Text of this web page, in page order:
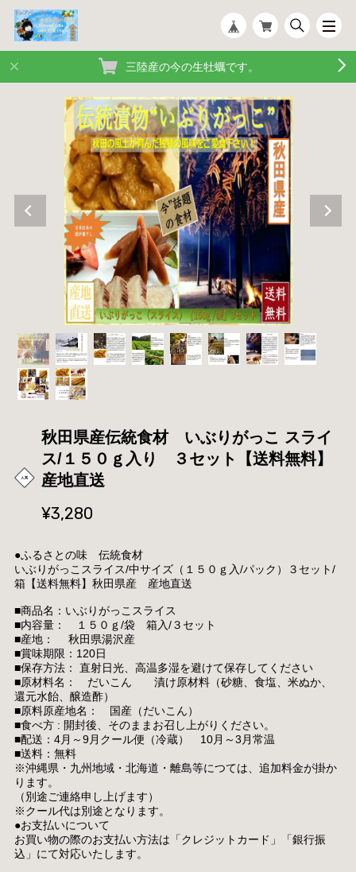
三陸産の今の生牡蠣です。
秋田県産伝統食材 いぶりがっこ スライ
ス/１５０ｇ入り ３セット【送料無料】
産地直送
¥3,280
●ふるさとの味 伝統食材
いぶりがっこスライス/中サイズ（１５０ｇ入/パック）３セット/
箱【送料無料】秋田県産 産地直送
■商品名：いぶりがっこスライス
■内容量： １５０ｇ/袋 箱入/３セット
■産地： 秋田県湯沢産
■賞味期限：120日
■保存方法： 直射日光、高温多湿を避けて保存してください
■原材料名： だいこん 漬け原材料（砂糖、食塩、米ぬか、
還元水飴、醸造酢）
■原料原産地名： 国産（だいこん）
■食べ方 : 開封後、そのままお召し上がりください。
■配送：4月～9月クール便（冷蔵） 10月～3月常温
■送料：無料
※沖縄県・九州地域・北海道・離島等につては、追加料金が掛か
ります。
（別途ご連絡申し上げます）
※クール代は別途となります。
●お支払いについて
お買い物の際のお支払い方法は「クレジットカード」「銀行振
込」にて対応いたします。